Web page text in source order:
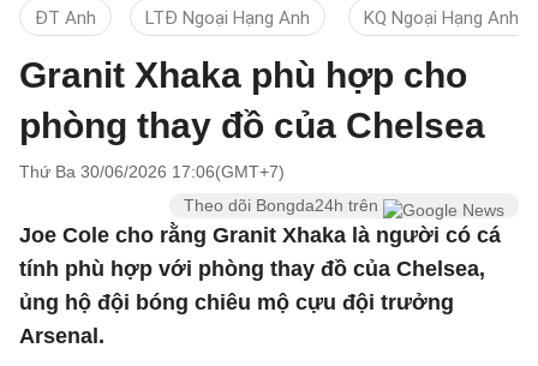
ĐT Anh LTĐ Ngoại Hạng Anh KQ Ngoại Hạng Anh
Granit Xhaka phù hợp cho
phòng thay đồ của Chelsea
Thứ Ba 30/06/2026 17:06(GMT+7)
Theo dõi Bongda24h trên
Joe Cole cho rằng Granit Xhaka là người có cá
tính phù hợp với phòng thay đồ của Chelsea,
ủng hộ đội bóng chiêu mộ cựu đội trưởng
Arsenal.